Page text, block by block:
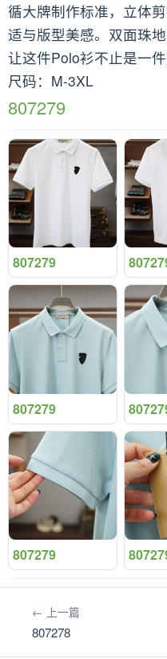
循大牌制作标准，立体
适与版型美感。双面珠
让这件Polo衫不止是一
尺码：M-3XL
807279
807279
807279
807279
← 上一篇
807278